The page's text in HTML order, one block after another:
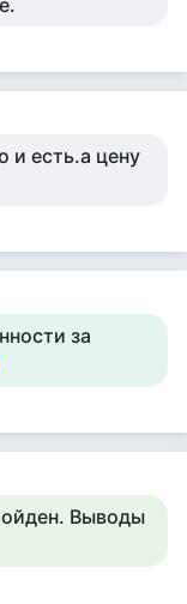
и есть.а цену
за
Выводы